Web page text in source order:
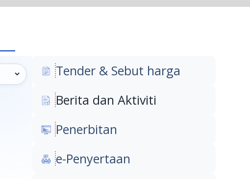
Tender & Sebut harga
Berita dan Aktiviti
Penerbitan
e-Penyertaan